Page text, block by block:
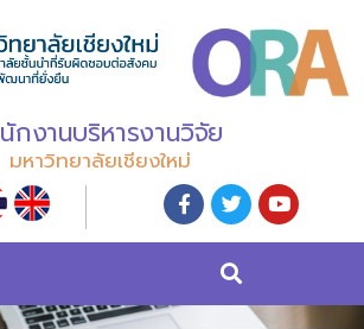
กงานบริหารงานวิจัย
มหาวิทยาลัยเชียงใหม่